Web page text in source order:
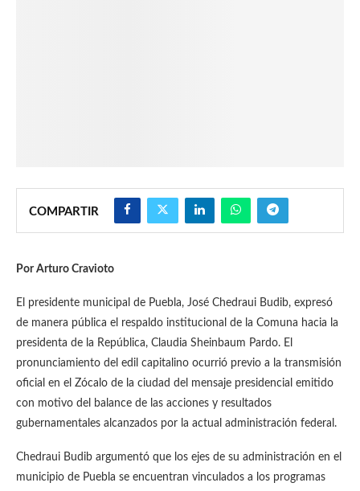
COMPARTIR
Por Arturo Cravioto
El presidente municipal de Puebla, José Chedraui Budib, expresó
de manera pública el respaldo institucional de la Comuna hacia la
presidenta de la República, Claudia Sheinbaum Pardo. El
pronunciamiento del edil capitalino ocurrió previo a la transmisión
oficial en el Zócalo de la ciudad del mensaje presidencial emitido
con motivo del balance de las acciones y resultados
gubernamentales alcanzados por la actual administración federal.
Chedraui Budib argumentó que los ejes de su administración en el
municipio de Puebla se encuentran vinculados a los programas